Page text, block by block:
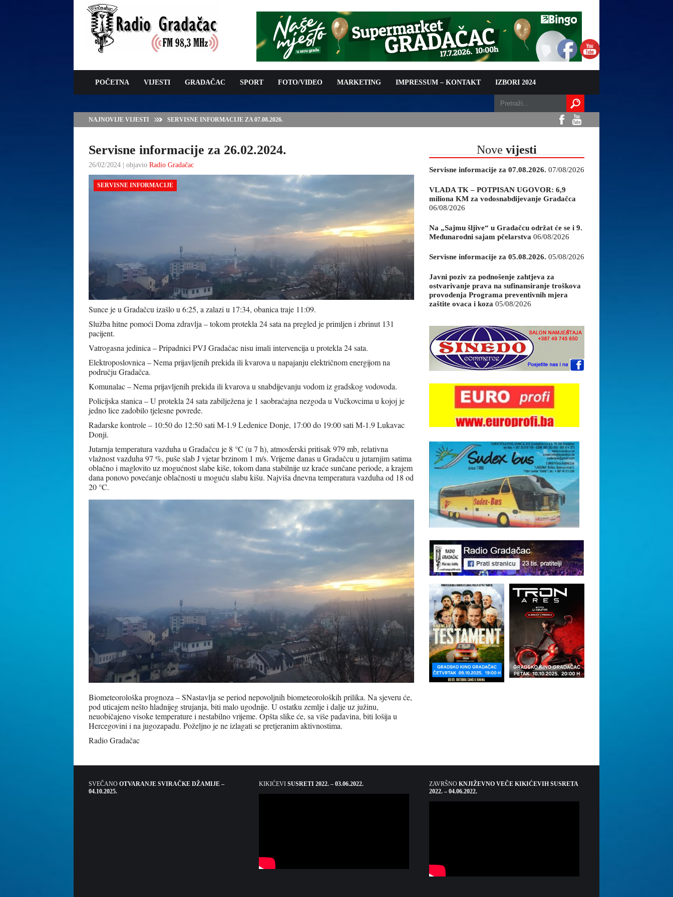
POČETNA VIJESTI GRADAČAC SPORT FOTO/VIDEO MARKETING IMPRESSUM – KONTAKT IZBORI 2024
NAJNOVIJE VIJESTI
VLADA TK – POTPISAN UGOVOR: 6,9 MILIONA KM ZA VODOSNABDIJEVANJE
GRADAČCA
Servisne informacije za 26.02.2024.
26/02/2024 | objavio Radio Gradačac
SERVISNE INFORMACIJE
Sunce je u Gradačcu izašlo u 6:25, a zalazi u 17:34, obanica traje 11:09.
Služba hitne pomoći Doma zdravlja – tokom protekla 24 sata na pregled je primljen i zbrinut 131
pacijent.
Vatrogasna jedinica – Pripadnici PVJ Gradačac nisu imali intervencija u protekla 24 sata.
Elektroposlovnica – Nema prijavljenih prekida ili kvarova u napajanju električnom energijom na
području Gradačca.
Komunalac – Nema prijavljenih prekida ili kvarova u snabdijevanju vodom iz gradskog vodovoda.
Policijska stanica – U protekla 24 sata zabilježena je 1 saobraćajna nezgoda u Vučkovcima u kojoj je
jedno lice zadobilo tjelesne povrede.
Radarske kontrole – 10:50 do 12:50 sati M-1.9 Ledenice Donje, 17:00 do 19:00 sati M-1.9 Lukavac
Donji.
Jutarnja temperatura vazduha u Gradačcu je 8 °C (u 7 h), atmosferski pritisak 979 mb, relativna
vlažnost vazduha 97 %, puše slab J vjetar brzinom 1 m/s. Vrijeme danas u Gradačcu u jutarnjim satima
oblačno i maglovito uz mogućnost slabe kiše, tokom dana stabilnije uz kraće sunčane periode, a krajem
dana ponovo povećanje oblačnosti u moguću slabu kišu. Najviša dnevna temperatura vazduha od 18 od
20 °C.
Biometeorološka prognoza – SNastavlja se period nepovoljnih biometeoroloških prilika. Na sjeveru će,
pod uticajem nešto hladnijeg strujanja, biti malo ugodnije. U ostatku zemlje i dalje uz južinu,
neuobičajeno visoke temperature i nestabilno vrijeme. Opšta slike će, sa više padavina, biti lošija u
Hercegovini i na jugozapadu. Poželjno je ne izlagati se pretjeranim aktivnostima.
Radio Gradačac
Nove vijesti
Servisne informacije za 07.08.2026. 07/08/2026
VLADA TK – POTPISAN UGOVOR: 6,9
miliona KM za vodosnabdijevanje Gradačca
06/08/2026
Na „Sajmu šljive“ u Gradačcu održat će se i 9.
Međunarodni sajam pčelarstva 06/08/2026
Servisne informacije za 05.08.2026. 05/08/2026
Javni poziv za podnošenje zahtjeva za
ostvarivanje prava na sufinansiranje troškova
provođenja Programa preventivnih mjera
zaštite ovaca i koza 05/08/2026
SVEČANO OTVARANJE SVIRAČKE DŽAMIJE –
04.10.2025.
KIKIĆEVI SUSRETI 2022. – 03.06.2022. ZAVRŠNO KNJIŽEVNO VEČE KIKIĆEVIH SUSRETA
2022. – 04.06.2022.